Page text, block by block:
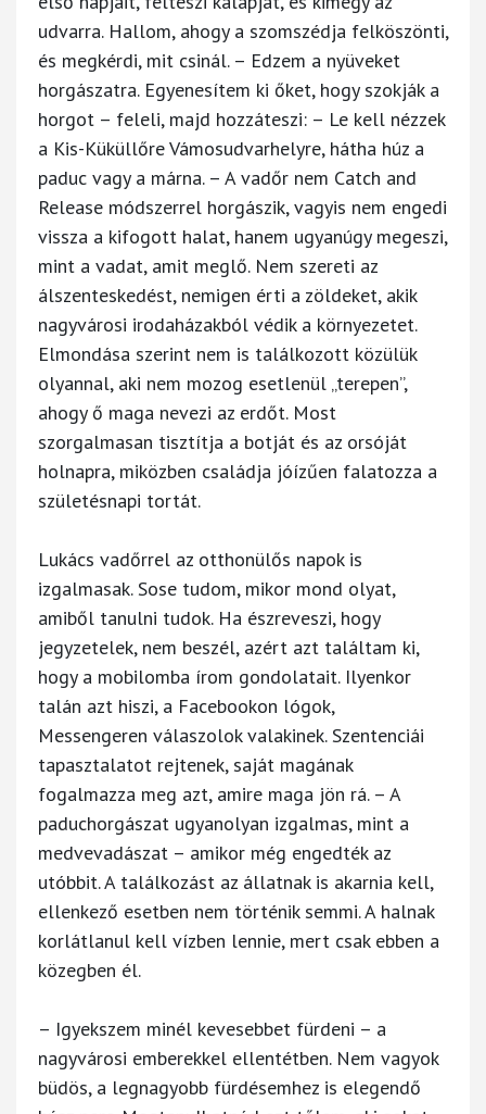
udvarra. Hallom, ahogy a szomszédja felköszönti,
és megkérdi, mit csinál. – Edzem a nyüveket
horgászatra. Egyenesítem ki őket, hogy szokják a
horgot – feleli, majd hozzáteszi: – Le kell nézzek
a Kis-Küküllőre Vámosudvarhelyre, hátha húz a
paduc vagy a márna. – A vadőr nem Catch and
Release módszerrel horgászik, vagyis nem engedi
vissza a kifogott halat, hanem ugyanúgy megeszi,
mint a vadat, amit meglő. Nem szereti az
álszenteskedést, nemigen érti a zöldeket, akik
nagyvárosi irodaházakból védik a környezetet.
Elmondása szerint nem is találkozott közülük
olyannal, aki nem mozog esetlenül „terepen”,
ahogy ő maga nevezi az erdőt. Most
szorgalmasan tisztítja a botját és az orsóját
holnapra, miközben családja jóízűen falatozza a
születésnapi tortát.
Lukács vadőrrel az otthonülős napok is
izgalmasak. Sose tudom, mikor mond olyat,
amiből tanulni tudok. Ha észreveszi, hogy
jegyzetelek, nem beszél, azért azt találtam ki,
hogy a mobilomba írom gondolatait. Ilyenkor
talán azt hiszi, a Facebookon lógok,
Messengeren válaszolok valakinek. Szentenciái
tapasztalatot rejtenek, saját magának
fogalmazza meg azt, amire maga jön rá. – A
paduchorgászat ugyanolyan izgalmas, mint a
medvevadászat – amikor még engedték az
utóbbit. A találkozást az állatnak is akarnia kell,
ellenkező esetben nem történik semmi. A halnak
korlátlanul kell vízben lennie, mert csak ebben a
közegben él.
– Igyekszem minél kevesebbet fürdeni – a
nagyvárosi emberekkel ellentétben. Nem vagyok
büdös, a legnagyobb fürdésemhez is elegendő